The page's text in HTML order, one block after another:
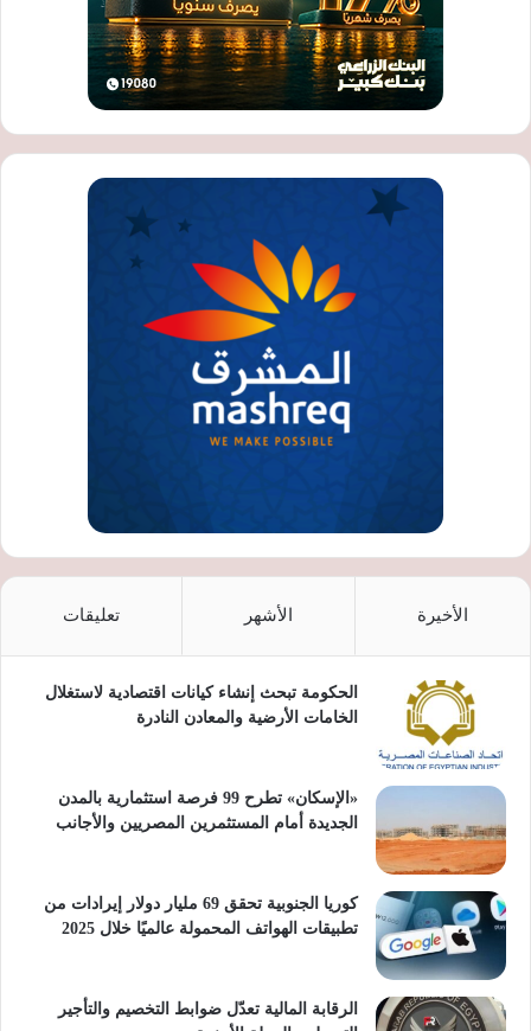
الأخيرة الأشهر تعليقات
الحكومة تبحث إنشاء كيانات اقتصادية لاستغلال
الخامات الأرضية والمعادن النادرة
«الإسكان» تطرح 99 فرصة استثمارية بالمدن
الجديدة أمام المستثمرين المصريين والأجانب
كوريا الجنوبية تحقق 69 مليار دولار إيرادات من
تطبيقات الهواتف المحمولة عالميًا خلال 2025
الرقابة المالية تعدّل ضوابط التخصيم والتأجير